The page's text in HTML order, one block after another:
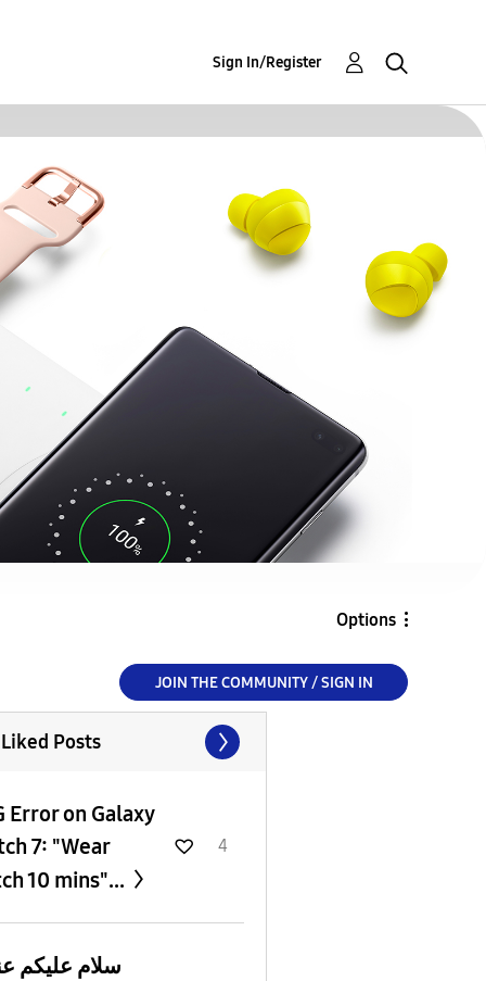
Sign In/Register
Options
JOIN THE COMMUNITY / SIGN IN
Posts
Error on Galaxy
7: "Wear
10 mins"...
4
سلام عليكم